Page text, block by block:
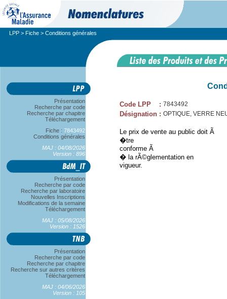
LPP > Fiche > Conditions générales
Présentation
Recherche par code
Recherche par chapitre
Téléchargement
Fiche : 7843492
Conditions générales
MAJ : 04/08/2026
Version : 896
Présentation
Recherche par code
Recherche par laboratoire
Nouvelles Inscriptions
Modifications de la semaine
Téléchargement
MAJ : 05/08/2026
Version : 1526
Présentation
Recherche par code
Recherche par chapitre
Recherche sur autres critères
Téléchargement
MAJ : 04/06/2026
Version : 105
Code LPP : 7843492
Désignation : OPTIQUE, VERRE
Le prix de vente au public doit Ã
�tre
conforme Ã
� la rÃ©glementation en
vigueur.